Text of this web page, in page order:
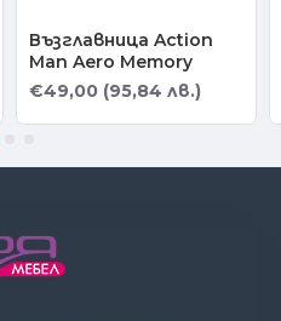
Възглавница Action
Man Aero Memory
€49,00 (95,84 лв.)